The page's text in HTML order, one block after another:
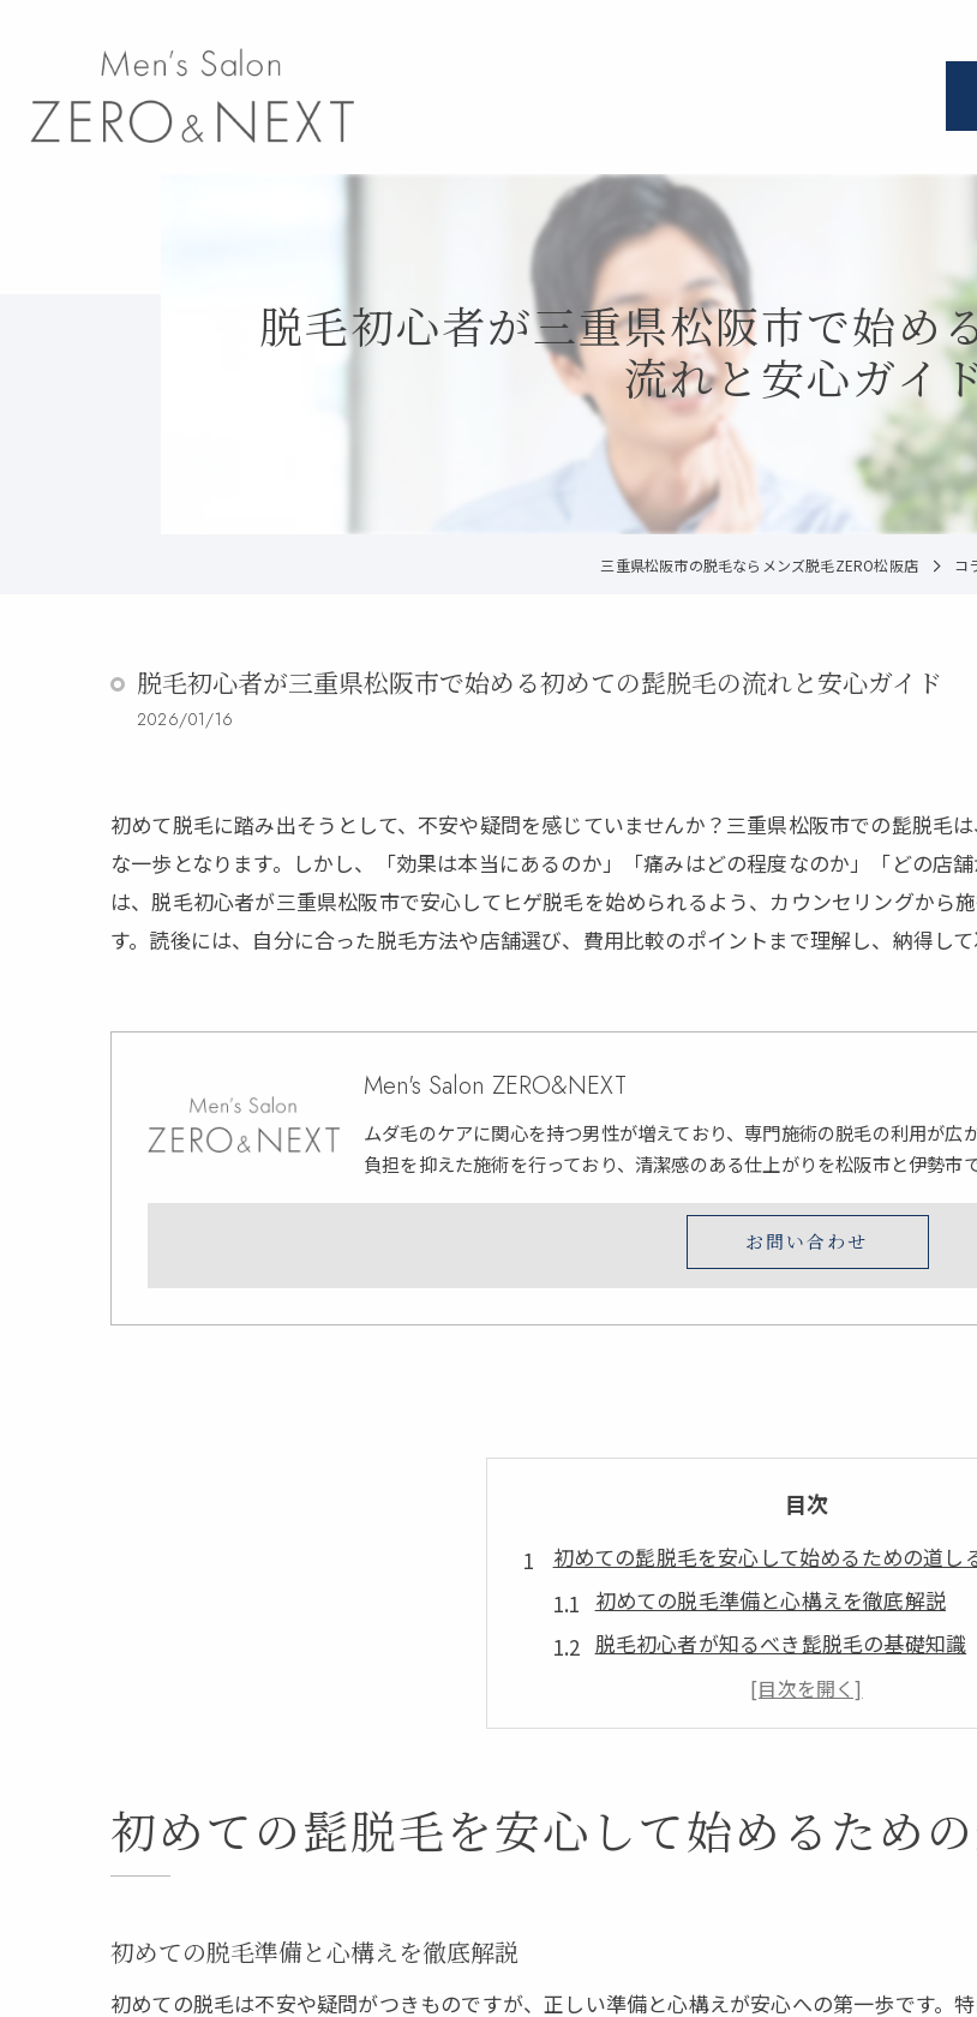
脱毛初心者が三重県松阪市で始め
流れと安心ガイ
三重県松阪市の脱毛ならメンズ脱毛ZERO松阪店 コ
脱毛初心者が三重県松阪市で始める初めての髭脱毛の流れと安心ガイド
2026/01/16
初めて脱毛に踏み出そうとして、不安や疑問を感じていませんか？三重県松阪市での髭脱毛
な一歩となります。しかし、「効果は本当にあるのか」「痛みはどの程度なのか」「どの店
は、脱毛初心者が三重県松阪市で安心してヒゲ脱毛を始められるよう、カウンセリングから
す。読後には、自分に合った脱毛方法や店舗選び、費用比較のポイントまで理解し、納得し
Men's Salon ZERO&NEXT
ムダ毛のケアに関心を持つ男性が増えており、専門施術の脱毛の利用が
負担を抑えた施術を行っており、清潔感のある仕上がりを松阪市と伊勢市
お問い合わせ
目次
初めての髭脱毛を安心して始めるための道し
初めての脱毛準備と心構えを徹底解説
脱毛初心者が知るべき髭脱毛の基礎知識
三重県松阪市で安心できる脱毛店の選び方
脱毛施術当日の流れと注意点を詳しく紹
メンズ脱毛を三重県松阪市で受ける不安を解
脱毛の不安を解消するための相談方法
カウンセリングで安心を得るポイント
初めての髭脱毛を安心して始めるため
初めての脱毛準備と心構えを徹底解説
初めての脱毛は不安や疑問がつきものですが、正しい準備と心構えが安心への第一歩です。